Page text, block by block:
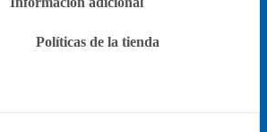
Políticas de la tienda